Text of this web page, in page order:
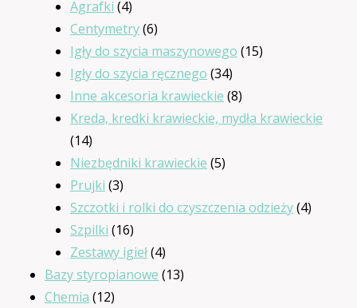
Agrafki 44
produkty
Centymetry 66
produktów
Igły do szycia maszynowego 1515
Igły do szycia ręcznego 3434
produkty
Inne akcesoria krawieckie 88
produktów
Kreda, kredki krawieckie, mydła krawieckie
1414
produktów
Niezbędniki krawieckie 55
Prujki 33
produkty
Szczotki i rolki do czyszczenia odzieży 44
Szpilki 1616
produktów
Zestawy igieł 44
produkty
Bazy styropianowe 1313
Chemia 1212